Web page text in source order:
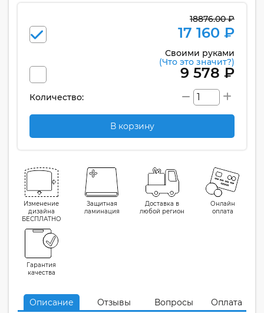
18876.00 ₽
17 160 ₽
Своими руками
(Что это значит?)
9 578 ₽
Количество:
В корзину
Изменение
дизайна
БЕСПЛАТНО
Защитная
ламинация
Доставка в
любой регион
Онлайн
оплата
Гарантия
качества
Описание Отзывы Вопросы Оплата